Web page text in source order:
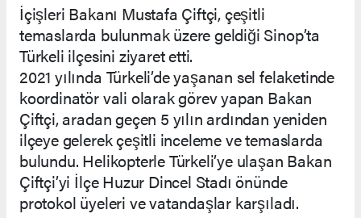
İçişleri Bakanı Mustafa Çiftçi, çeşitli
temaslarda bulunmak üzere geldiği Sinop’ta
Türkeli ilçesini ziyaret etti.
2021 yılında Türkeli’de yaşanan sel felaketinde
koordinatör vali olarak görev yapan Bakan
Çiftçi, aradan geçen 5 yılın ardından yeniden
ilçeye gelerek çeşitli inceleme ve temaslarda
bulundu. Helikopterle Türkeli’ye ulaşan Bakan
Çiftçi’yi İlçe Huzur Dincel Stadı önünde
protokol üyeleri ve vatandaşlar karşıladı.